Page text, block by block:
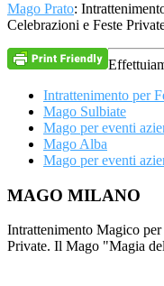
Mago Prato:
Celebrazioni e Feste
Intrattenimento per
Mago Sulbiate
Mago per eventi
Mago Alba
Mago per eventi
Footer
MAGO MILANO
Intrattenimento Magico
Private. Il Mago "Magia